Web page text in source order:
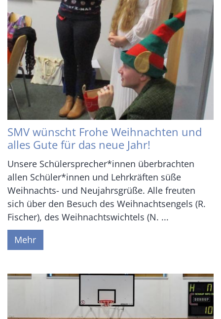
SMV wünscht Frohe Weihnachten und
alles Gute für das neue Jahr!
Unsere Schülersprecher*innen überbrachten
allen Schüler*innen und Lehrkräften süße
Weihnachts- und Neujahrsgrüße. Alle freuten
sich über den Besuch des Weihnachtsengels (R.
Fischer), des Weihnachtswichtels (N. ...
Mehr